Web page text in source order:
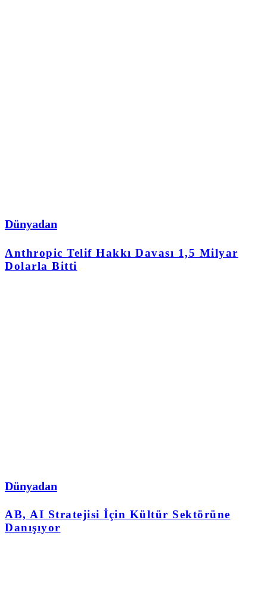
Dünyadan
Anthropic Telif Hakkı Davası 1,5 Milyar
Dolarla Bitti
Dünyadan
AB, AI Stratejisi İçin Kültür Sektörüne
Danışıyor